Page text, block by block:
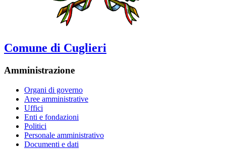
Comune di Cuglieri
Amministrazione
Organi di governo
Aree amministrative
Uffici
Enti e fondazioni
Politici
Personale amministrativo
Documenti e dati